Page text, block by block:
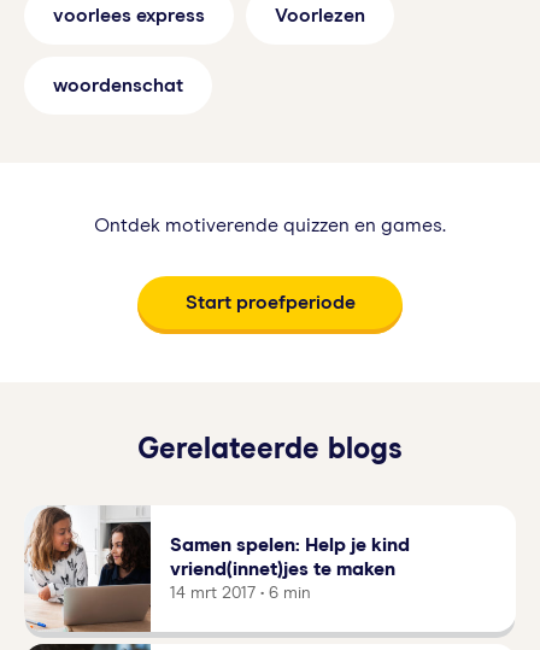
voorlees express Voorlezen
woordenschat
Ontdek motiverende quizzen en games.
Start proefperiode
Gerelateerde blogs
Samen spelen: Help je kind
vriend(innet)jes te maken
14 mrt 2017 • 6 min